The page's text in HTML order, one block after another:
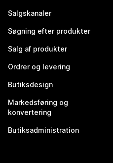
Salgskanaler
Søgning efter produkter
Salg af produkter
Ordrer og levering
Butiksdesign
Markedsføring og
konvertering
Butiksadministration